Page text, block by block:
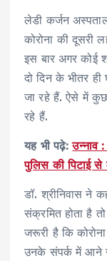
लेडी कर्जन
कोरोना की दूसरी
इस बार अगर कोई
दो दिन के भीतर
जा रहे हैं. ऐसे में
रहे हैं.
यह भी पढ़े:उन्नाव
पुलिस की पिटाई से
डॉ. श्रीनिवास ने
संक्रमित होता है
जरूरी है कि
उनके संपर्क में आने